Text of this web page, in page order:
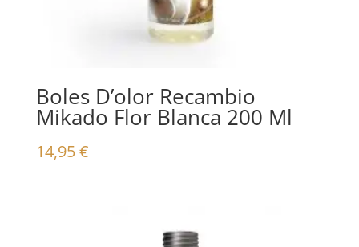
Boles D’olor Recambio
Mikado Flor Blanca 200 Ml
14,95€